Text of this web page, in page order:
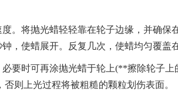
将抛光蜡轻轻靠在轮子边缘，并确保
，使蜡展开。反复几次，使蜡均匀覆盖
时可再涂抛光蜡于轮上(**擦除轮子上
则上光过程将被粗糙的颗粒划伤表面。
机器人大布轮